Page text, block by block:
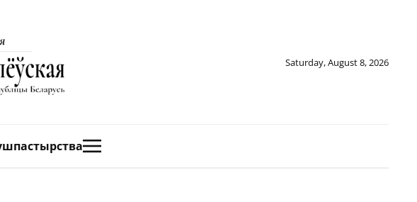
Saturday, August 8, 2026